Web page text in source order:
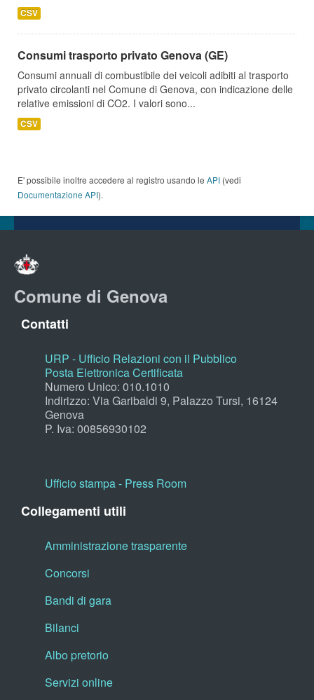
CSV
Consumi trasporto privato Genova (GE)
Consumi annuali di combustibile dei veicoli adibiti al trasporto
privato circolanti nel Comune di Genova, con indicazione delle
relative emissioni di CO2. I valori sono...
CSV
E' possibile inoltre accedere al registro usando le API (vedi
Documentazione API).
Comune di Genova
Contatti
URP - Ufficio Relazioni con il Pubblico
Posta Elettronica Certificata
Numero Unico: 010.1010
Indirizzo: Via Garibaldi 9, Palazzo Tursi, 16124
Genova
P. Iva: 00856930102
Ufficio stampa - Press Room
Collegamenti utili
Amministrazione trasparente
Concorsi
Bandi di gara
Bilanci
Albo pretorio
Servizi online